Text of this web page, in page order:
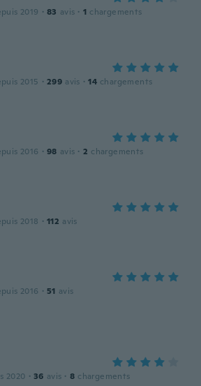
2019 · 83 avis · 1 chargements
2015 · 299 avis · 14 chargements
2016 · 98 avis · 2 chargements
2018 · 112 avis
2016 · 51 avis
2020 · 36 avis · 8 chargements